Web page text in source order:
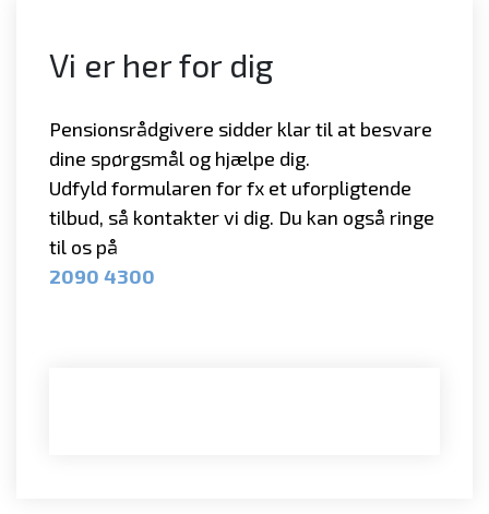
Vi er her for dig
Pensionsrådgivere sidder klar til at besvare
dine spørgsmål og hjælpe dig.
Udfyld formularen for fx et uforpligtende
tilbud, så kontakter vi dig. Du kan også ringe
til os på
2090 4300